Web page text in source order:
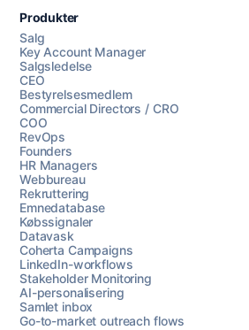
Produkter
Salg
Key Account Manager
Salgsledelse
CEO
Bestyrelsesmedlem
Commercial Directors / CRO
COO
RevOps
Founders
HR Managers
Webbureau
Rekruttering
Emnedatabase
Købssignaler
Datavask
Coherta Campaigns
LinkedIn-workflows
Stakeholder Monitoring
AI-personalisering
Samlet inbox
Go-to-market outreach flows